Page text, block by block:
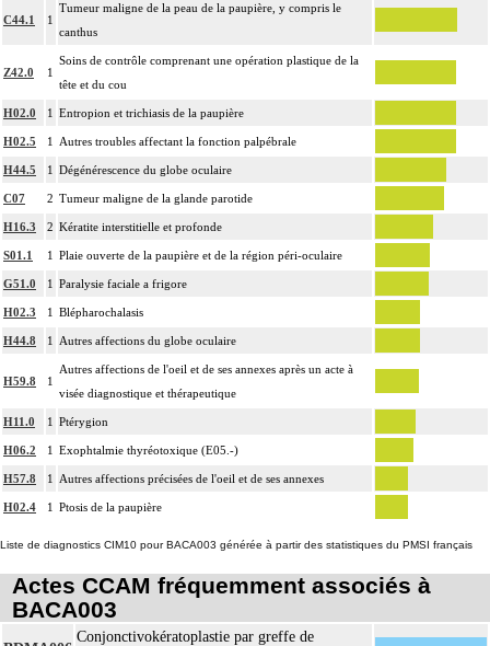
C44.1 1
Tumeur maligne de la peau de la paupière, y compris le
canthus
Z42.0 1
Soins de contrôle comprenant une opération plastique de la
tête et du cou
H02.0 1 Entropion et trichiasis de la paupière
H02.5 1 Autres troubles affectant la fonction palpébrale
H44.5 1 Dégénérescence du globe oculaire
C07 2 Tumeur maligne de la glande parotide
H16.3 2 Kératite interstitielle et profonde
S01.1 1 Plaie ouverte de la paupière et de la région péri-oculaire
G51.0 1 Paralysie faciale a frigore
H02.3 1 Blépharochalasis
H44.8 1 Autres affections du globe oculaire
H59.8 1
Autres affections de l'oeil et de ses annexes après un acte à
visée diagnostique et thérapeutique
H11.0 1 Ptérygion
H06.2 1 Exophtalmie thyréotoxique (E05.-)
H57.8 1 Autres affections précisées de l'oeil et de ses annexes
H02.4 1 Ptosis de la paupière
Liste de diagnostics CIM10 pour BACA003 générée à partir des statistiques du PMSI français
Actes CCAM fréquemment associés à
BACA003
Conjonctivokératoplastie par greffe de